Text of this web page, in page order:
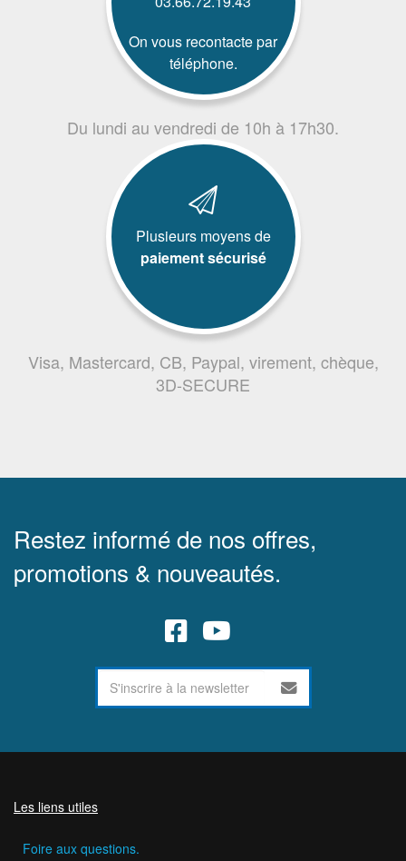
On vous recontacte par
téléphone.
Du lundi au vendredi de 10h à 17h30.
Plusieurs moyens de
paiement sécurisé
Visa, Mastercard, CB, Paypal, virement, chèque,
3D-SECURE
Restez informé de nos offres,
promotions & nouveautés.
Les liens utiles
Foire aux questions.